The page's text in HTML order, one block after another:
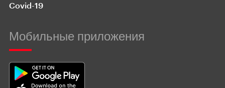
Covid-19
Мобильные приложения